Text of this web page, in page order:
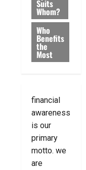
Suits
Whom?
Who
Benefits
the
Most
financial
awareness
is our
primary
motto. we
are